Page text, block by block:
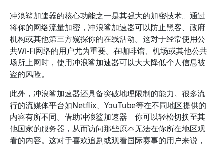
冲浪鲨加速器的核心功能之一是其强大的加密技术。通过
将你的网络流量加密，冲浪鲨加速器可以防止黑客、政府
机构或其他第三方窥探你的在线活动。这对于经常使用公
共Wi-Fi网络的用户尤为重要。在咖啡馆、机场或其他公共
场所上网时，使用冲浪鲨加速器可以大大降低个人信息被
盗的风险。
此外，冲浪鲨加速器还具备突破地理限制的能力。很多流
行的流媒体平台如Netflix、YouTube等在不同地区提供的
内容有所不同。借助冲浪鲨加速器，你可以轻松切换至其
他国家的服务器，从而访问那些原本无法在你所在地区观
看的内容。这对于喜欢追剧或观看国际赛事的用户来说，